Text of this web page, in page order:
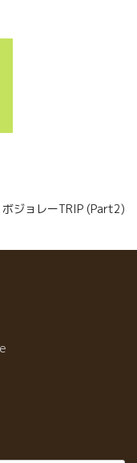
ジョレーTRIP (Part2)